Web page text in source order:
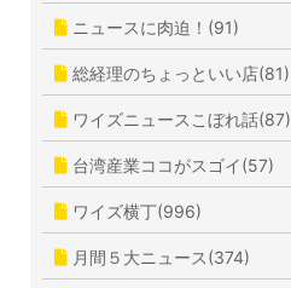
ニュースに肉迫！(91)
総経理のちょっといい店(81)
ワイズニュースこぼれ話(87)
台湾産業ココがスゴイ(57)
ワイズ横丁(996)
月間５大ニュース(374)